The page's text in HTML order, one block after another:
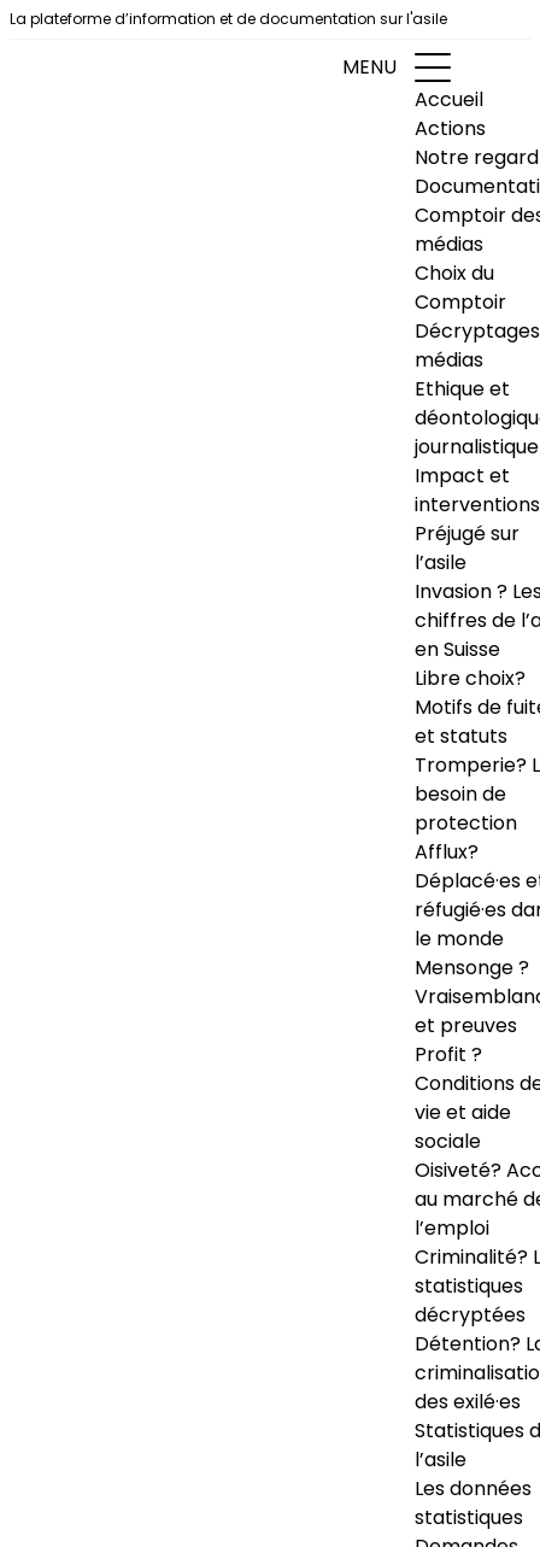
Aller au contenu
La plateforme d’information et de documentation sur l'asile
MENU
Accueil
Actions
Notre regard
Comptoir
médias
Choix du
Comptoir
Décryptages
médias
Ethique et
journalistique
Impact et
interventions
Préjugé sur
l’asile
Invasion ?
chiffres de
en Suisse
Libre choix?
Motifs de
et statuts
Tromperie?
besoin de
protection
Afflux?
Déplacé·es
réfugié·es
le monde
Mensonge ?
et preuves
Profit ?
Conditions
vie et aide
sociale
Oisiveté?
au marché
l’emploi
Criminalité?
statistiques
décryptées
Détention?
des exilé·es
Statistiques
l’asile
Les données
statistiques